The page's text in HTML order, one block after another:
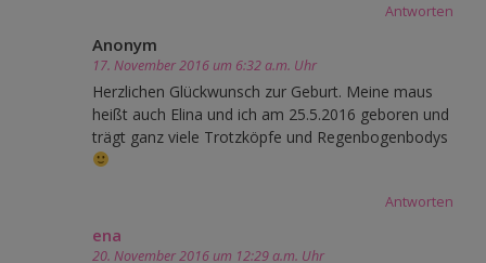
Antworten
Anonym
17. November 2016 um 6:32 a.m. Uhr
Herzlichen Glückwunsch zur Geburt. Meine maus
heißt auch Elina und ich am 25.5.2016 geboren und
trägt ganz viele Trotzköpfe und Regenbogenbodys
Antworten
ena
20. November 2016 um 12:29 a.m. Uhr